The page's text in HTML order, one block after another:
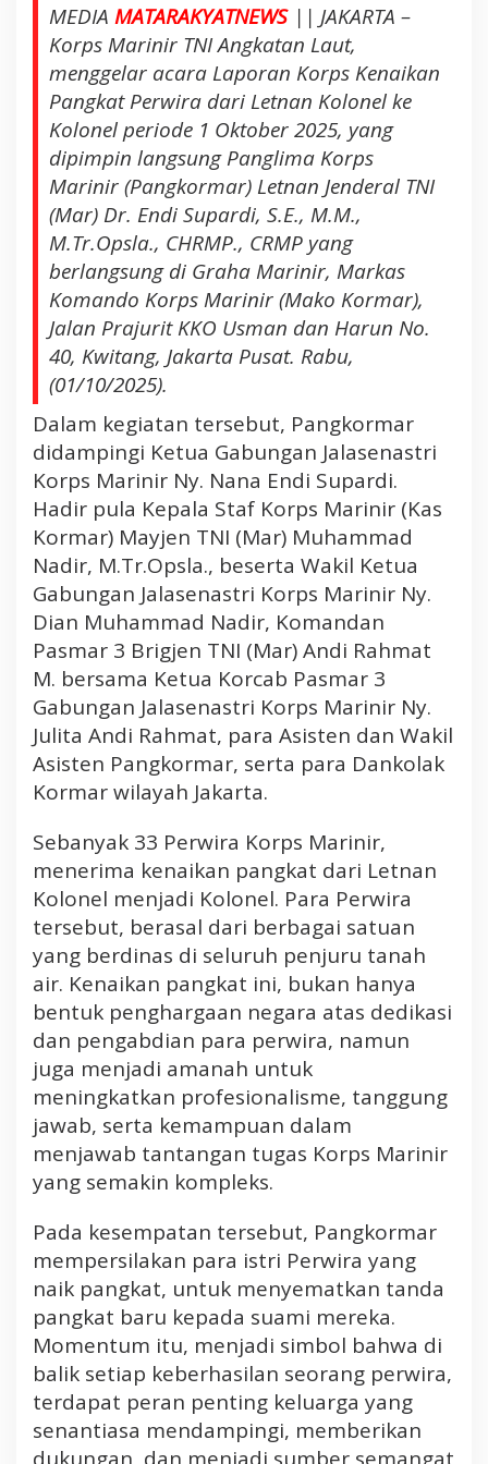
r
M
e
n
e
i
m
a
K
e
a
i
k
P
a
n
g
k
t
D
a
l
a
p
a
c
r
a
L
p
o
r
a
n
o
r
p
s
K
n
k
a
n
P
g
MEDIA MATARAKYATNEWS|| JAKARTA –
Korps Marinir TNI Angkatan Laut,
menggelar acara Laporan Korps Kenaikan
Pangkat Perwira dari Letnan Kolonel ke
Kolonel periode 1 Oktober 2025, yang
dipimpin langsung Panglima Korps
Marinir (Pangkormar) Letnan Jenderal TNI
(Mar) Dr. Endi Supardi, S.E., M.M.,
M.Tr.Opsla., CHRMP., CRMP yang
berlangsung di Graha Marinir, Markas
Komando Korps Marinir (Mako Kormar),
Jalan Prajurit KKO Usman dan Harun No.
40, Kwitang, Jakarta Pusat. Rabu,
(01/10/2025).
Dalam kegiatan tersebut, Pangkormar
didampingi Ketua Gabungan Jalasenastri
Korps Marinir Ny. Nana Endi Supardi.
Hadir pula Kepala Staf Korps Marinir (Kas
Kormar) Mayjen TNI (Mar) Muhammad
Nadir, M.Tr.Opsla., beserta Wakil Ketua
Gabungan Jalasenastri Korps Marinir Ny.
Dian Muhammad Nadir, Komandan
Pasmar 3 Brigjen TNI (Mar) Andi Rahmat
M. bersama Ketua Korcab Pasmar 3
Gabungan Jalasenastri Korps Marinir Ny.
Julita Andi Rahmat, para Asisten dan Wakil
Asisten Pangkormar, serta para Dankolak
Kormar wilayah Jakarta.
Sebanyak 33 Perwira Korps Marinir,
menerima kenaikan pangkat dari Letnan
Kolonel menjadi Kolonel. Para Perwira
tersebut, berasal dari berbagai satuan
yang berdinas di seluruh penjuru tanah
air. Kenaikan pangkat ini, bukan hanya
bentuk penghargaan negara atas dedikasi
dan pengabdian para perwira, namun
juga menjadi amanah untuk
meningkatkan profesionalisme, tanggung
jawab, serta kemampuan dalam
menjawab tantangan tugas Korps Marinir
yang semakin kompleks.
Pada kesempatan tersebut, Pangkormar
mempersilakan para istri Perwira yang
naik pangkat, untuk menyematkan tanda
pangkat baru kepada suami mereka.
Momentum itu, menjadi simbol bahwa di
balik setiap keberhasilan seorang perwira,
terdapat peran penting keluarga yang
senantiasa mendampingi, memberikan
dukungan, dan menjadi sumber semangat